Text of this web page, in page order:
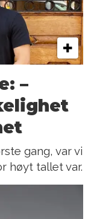
–
gang, var vi
høyt tallet var.